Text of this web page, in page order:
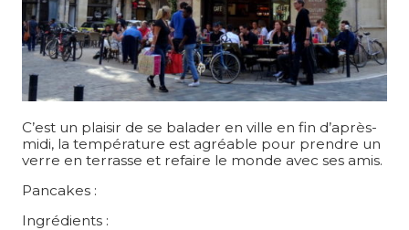
C’est un plaisir de se balader en ville en fin d’après-
midi, la température est agréable pour prendre un
verre en terrasse et refaire le monde avec ses amis.
Pancakes :
Ingrédients :